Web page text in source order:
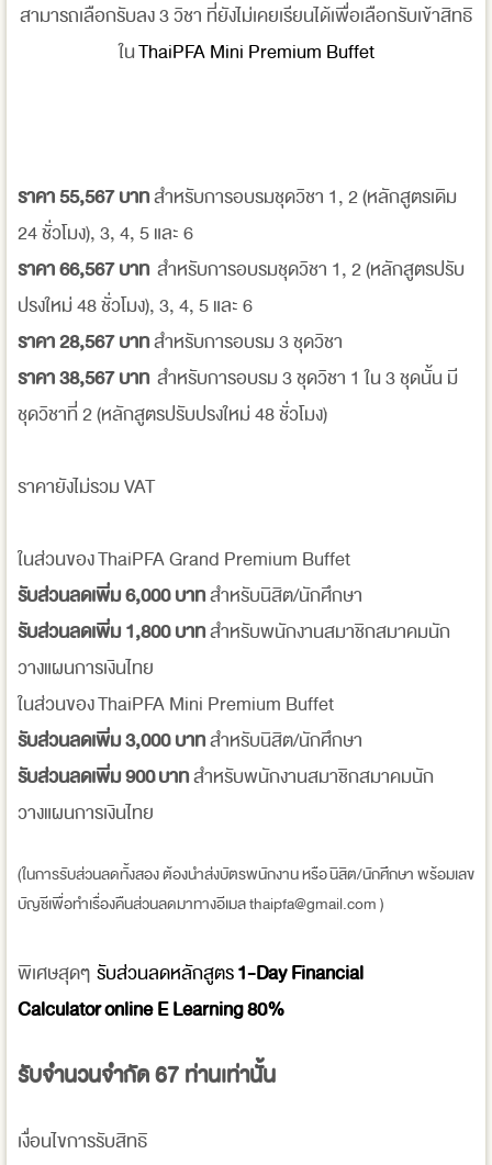
สามารถเลือกรับลง 3 วิชา ที่ยังไม่เคยเรียนได้เพื่อเลือกรับเข้าสิทธิ
ในThaiPFA Mini Premium Buffet
ราคา 55,567 บาทสำหรับการอบรมชุดวิชา 1, 2 (หลักสูตรเดิม
24 ชั่วโมง), 3, 4, 5 และ 6
ราคา 66,567 บาท สำหรับการอบรมชุดวิชา 1, 2 (หลักสูตรปรับ
ปรงใหม่ 48 ชั่วโมง), 3, 4, 5 และ 6
ราคา 28,567 บาทสำหรับการอบรม 3 ชุดวิชา
ราคา 38,567 บาท สำหรับการอบรม 3 ชุดวิชา 1 ใน 3 ชุดนั้น มี
ชุดวิชาที่ 2 (หลักสูตรปรับปรงใหม่ 48 ชั่วโมง)
ราคายังไม่รวม VAT
ในส่วนของ ThaiPFA Grand Premium Buffet
รับส่วนลดเพิ่ม 6,000 บาทสำหรับนิสิต/นักศึกษา
รับส่วนลดเพิ่ม 1,800 บาทสำหรับพนักงานสมาชิกสมาคมนัก
วางแผนการเงินไทย
ในส่วนของ ThaiPFA Mini Premium Buffet
รับส่วนลดเพิ่ม 3,000 บาทสำหรับนิสิต/นักศึกษา
รับส่วนลดเพิ่ม 900 บาทสำหรับพนักงานสมาชิกสมาคมนัก
วางแผนการเงินไทย
(ในการรับส่วนลดทั้งสอง ต้องนำส่งบัตรพนักงาน หรือ นิสิต/นักศึกษา พร้อมเลข
บัญชีเพื่อทำเรื่องคืนส่วนลดมาทางอีเมล thaipfa@gmail.com )
พิเศษสุดๆ รับส่วนลดหลักสูตร1-Day Financial
Calculator online E Learning 80%
รับจำนวนจำกัด 67 ท่านเท่านั้น
เงื่อนไขการรับสิทธิ